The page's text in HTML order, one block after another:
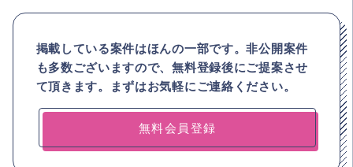
掲載している案件はほんの一部です。非公開案件
も多数ございますので、無料登録後にご提案させ
て頂きます。まずはお気軽にご連絡ください。
無料会員登録